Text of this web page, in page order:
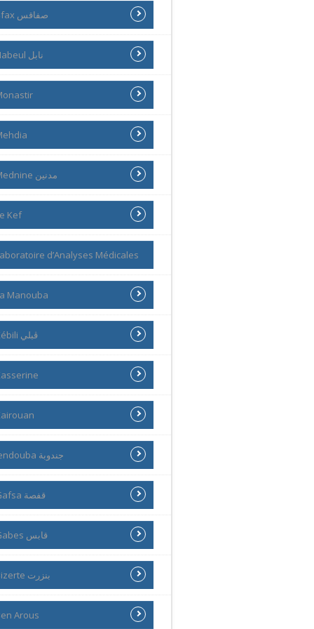
Sfax صفاقس
Nabeul نابل
Mednine مدنين
Kef
d’Analyses Médicales
Manouba
Kébili ڨبلي
Jendouba جندوبة
Gafsa قفصة
Gabes قابس
Bizerte بنزرت
Arous